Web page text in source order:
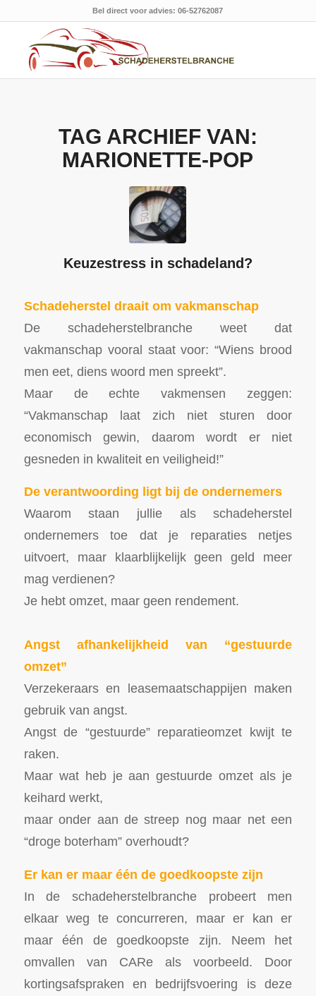
Bel direct voor advies: 06-52762087
TAG ARCHIEF VAN:
MARIONETTE-POP
Keuzestress in schadeland?
Schadeherstel draait om vakmanschap
De schadeherstelbranche weet dat
vakmanschap vooral staat voor: “Wiens brood
men eet, diens woord men spreekt”.
Maar de echte vakmensen zeggen:
“Vakmanschap laat zich niet sturen door
economisch gewin, daarom wordt er niet
gesneden in kwaliteit en veiligheid!”
De verantwoording ligt bij de ondernemers
Waarom staan jullie als schadeherstel
ondernemers toe dat je reparaties netjes
uitvoert, maar klaarblijkelijk geen geld meer
mag verdienen?
Je hebt omzet, maar geen rendement.
Angst afhankelijkheid van “gestuurde
omzet”
Verzekeraars en leasemaatschappijen maken
gebruik van angst.
Angst de “gestuurde” reparatieomzet kwijt te
raken.
Maar wat heb je aan gestuurde omzet als je
keihard werkt,
maar onder aan de streep nog maar net een
“droge boterham” overhoudt?
Er kan er maar één de goedkoopste zijn
In de schadeherstelbranche probeert men
elkaar weg te concurreren, maar er kan er
maar één de goedkoopste zijn. Neem het
omvallen van CARe als voorbeeld. Door
kortingsafspraken en bedrijfsvoering is deze